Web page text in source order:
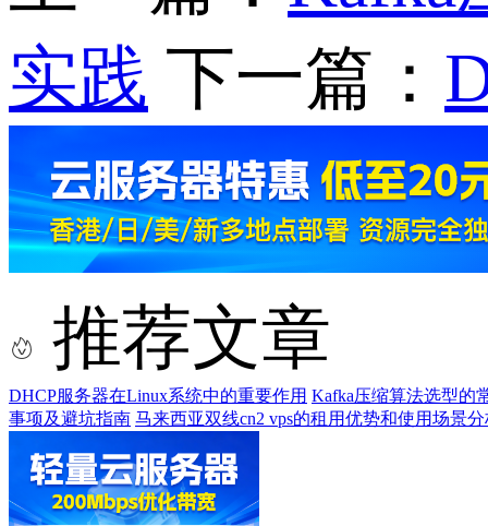
实践 下一篇：
推荐文章
DHCP服务器在Linux系统中的重要作用 Kafka压缩算法选型的
事项及避坑指南 马来西亚双线cn2 vps的租用优势和使用场景